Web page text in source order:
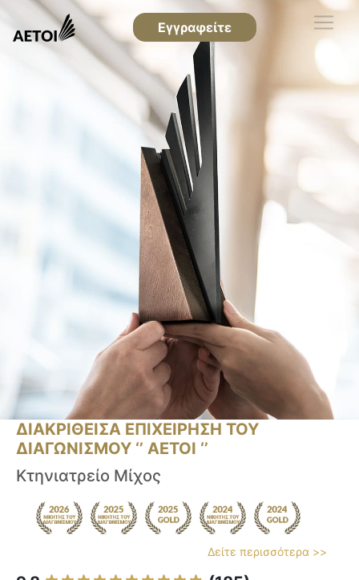
Εγγραφείτε
ΔΙΑΚΡΙΘΕΙΣΑ ΕΠΙΧΕΙΡΗΣΗ ΤΟΥ
ΔΙΑΓΩΝΙΣΜΟΥ ‘’ ΑΕΤΟΙ ‘’
Κτηνιατρείο Μίχος
Δείτε περισσότερα >>